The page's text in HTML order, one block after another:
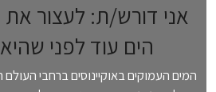
אני דורש/ת: לעצור את
הים עוד לפני
המים העמוקים באוקיינוסים ברחבי העולם